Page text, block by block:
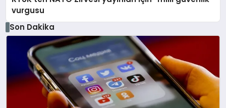
vurgusu
Son Dakika